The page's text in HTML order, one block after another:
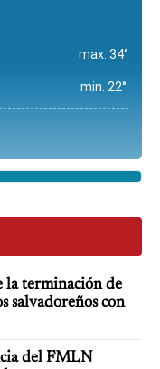
max. 34°
min. 22°
la terminación de
salvadoreños con
del FMLN